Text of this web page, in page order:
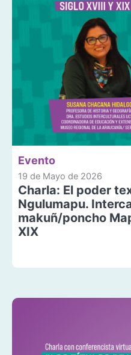
Evento
19 de Mayo de 2026
Charla: El poder
Ngulumapu.
makuñ/poncho
XIX